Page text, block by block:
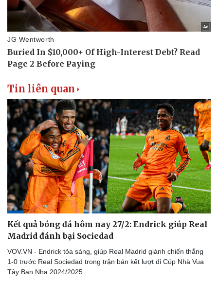
Tin liên quan
Kết quả bóng đá hôm nay 27/2: Endrick giúp Real
Madrid đánh bại Sociedad
VOV.VN - Endrick tỏa sáng, giúp Real Madrid giành chiến thắng
1-0 trước Real Sociedad trong trận bán kết lượt đi Cúp Nhà Vua
Tây Ban Nha 2024/2025.